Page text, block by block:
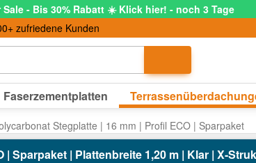
Sale - Bis 30% Rabatt ☀️ Klick hier! - noch 3 Tage
zufriedene Kunden
Faserzementplatten
Stegplatte | 16 mm | Profil ECO | Sparpaket
Sparpaket | Plattenbreite 1,20 m | Klar | X-